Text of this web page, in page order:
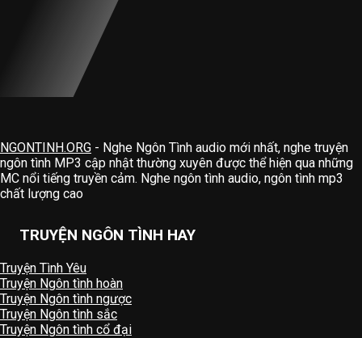
NGONTINH.ORG - Nghe Ngôn Tình audio mới nhất, nghe truyện
ngôn tình MP3 cập nhật thường xuyên được thể hiện qua những
MC nổi tiếng truyền cảm. Nghe ngôn tình audio, ngôn tình mp3
chất lượng cao
TRUYỆN NGÔN TÌNH HAY
Truyện Tình Yêu
Truyện Ngôn tình hoàn
Truyện Ngôn tình ngược
Truyện Ngôn tình sắc
Truyện Ngôn tình cổ đại